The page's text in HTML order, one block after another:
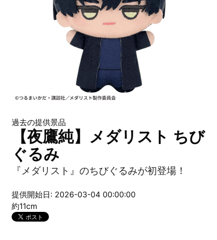
過去の提供景品
【夜鷹純】メダリスト ちび
ぐるみ
『メダリスト』のちびぐるみが初登場！
提供開始日: 2026-03-04 00:00:00
約11cm